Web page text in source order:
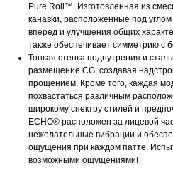
Pure Roll™. Изготовленная из
канавки, расположенные под
вперед и улучшения общих
также обеспечивает симметрию с
Тонкая стенка поднутрения и
размещение CG, создавая
прощением. Кроме того, каждая
похвастаться различным
широкому спектру стилей и
ECHO® расположен за лицевой
нежелательные вибрации и
ощущения при каждом патте.
возможными ощущениями!